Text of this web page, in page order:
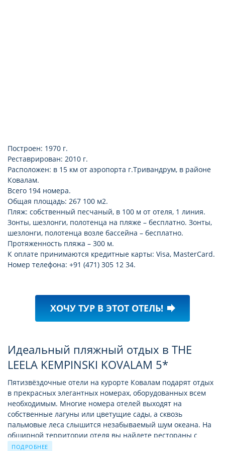
Построен: 1970 г.
Реставрирован: 2010 г.
Расположен: в 15 км от аэропорта г.Тривандрум, в районе
Ковалам.
Всего 194 номера.
Общая площадь: 267 100 м2.
Пляж: собственный песчаный, в 100 м от отеля, 1 линия.
Зонты, шезлонги, полотенца на пляже – бесплатно. Зонты,
шезлонги, полотенца возле бассейна – бесплатно.
Протяженность пляжа – 300 м.
К оплате принимаются кредитные карты: Visa, MasterCard.
Номер телефона: +91 (471) 305 12 34.
ХОЧУ ТУР В ЭТОТ ОТЕЛЬ! forward
Идеальный пляжный отдых в THE
LEELA KEMPINSKI KOVALAM 5*
Пятизвёздочные отели на курорте Ковалам подарят отдых
в прекрасных элегантных номерах, оборудованных всем
необходимым. Многие номера отелей выходят на
собственные лагуны или цветущие сады, а сквозь
пальмовые леса слышится незабываемый шум океана. На
обширной территории отеля вы найдете рестораны с
итальянской кухней, гриль-бары, предлагающие
ПОДРОБНЕЕ